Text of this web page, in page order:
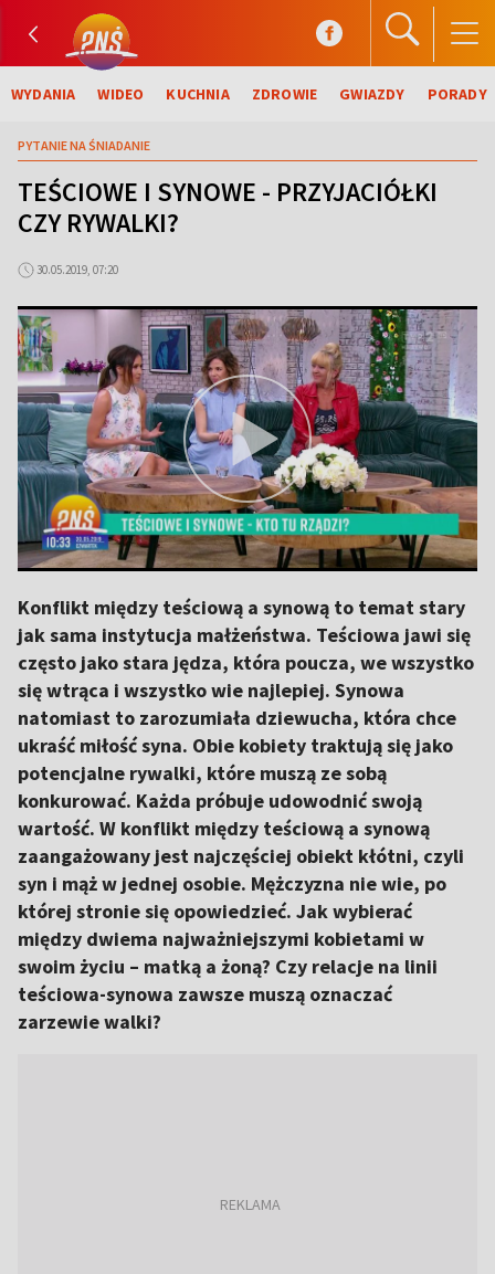
WYDANIA WIDEO KUCHNIA ZDROWIE GWIAZDY PORADY
PYTANIE NA ŚNIADANIE
TEŚCIOWE I SYNOWE - PRZYJACIÓŁKI
CZY RYWALKI?
30.05.2019, 07:20
Konflikt między teściową a synową to temat stary
jak sama instytucja małżeństwa. Teściowa jawi się
często jako stara jędza, która poucza, we wszystko
się wtrąca i wszystko wie najlepiej. Synowa
natomiast to zarozumiała dziewucha, która chce
ukraść miłość syna. Obie kobiety traktują się jako
potencjalne rywalki, które muszą ze sobą
konkurować. Każda próbuje udowodnić swoją
wartość. W konflikt między teściową a synową
zaangażowany jest najczęściej obiekt kłótni, czyli
syn i mąż w jednej osobie. Mężczyzna nie wie, po
której stronie się opowiedzieć. Jak wybierać
między dwiema najważniejszymi kobietami w
swoim życiu – matką a żoną? Czy relacje na linii
teściowa-synowa zawsze muszą oznaczać
zarzewie walki?